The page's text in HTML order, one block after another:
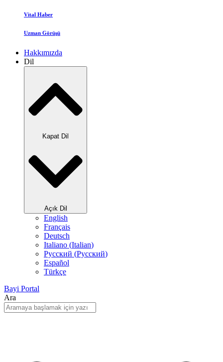
Vital Haber
Uzman Görüşü
Hakkımızda
Dil
Kapat Dil
Açık Dil
English
Français
Deutsch
Italiano (Italian)
Русский (Pусский)
Español
Türkçe
Bayi Portal
Ara